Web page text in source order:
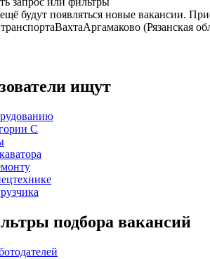
будут появляться новые вакансии.
ВахтаАргамаково (Рязанская
ищут
C
подбора вакансий